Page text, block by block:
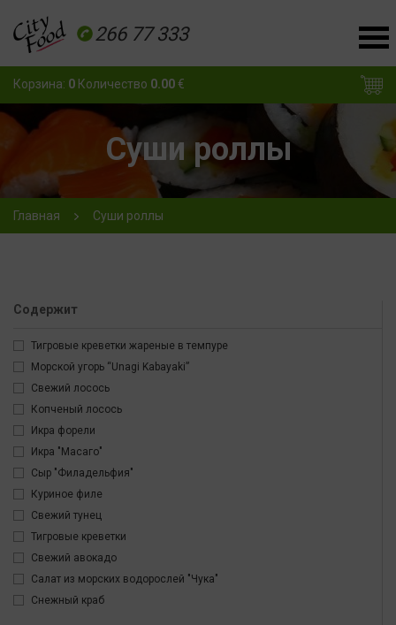
266 77 333
Корзина: 0 Количество 0.00€
Суши роллы
Главная Суши роллы
Содержит
Тигровые креветки жареные в темпуре
Морской угорь “Unagi Kabayaki”
Свежий лосось
Копченый лосось
Икра форели
Икра "Масаго"
Сыр "Филадельфия"
Куриное филе
Свежий тунец
Тигровые креветки
Свежий авокадо
Салат из морских водорослей "Чука"
Снежный краб